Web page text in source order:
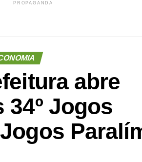
PROPAGANDA
abre
Jogos